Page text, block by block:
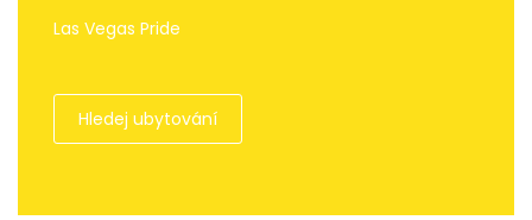
Las Vegas Pride
Hledej ubytování